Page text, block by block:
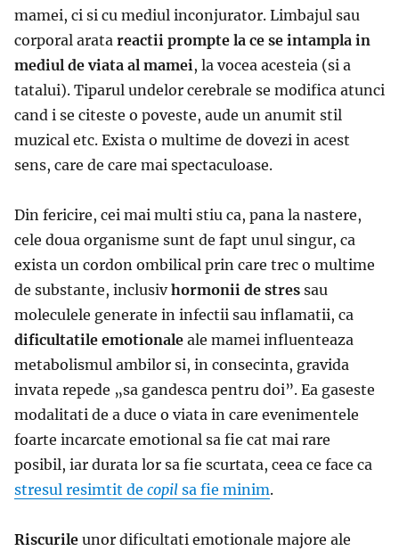
mamei, ci si cu mediul inconjurator. Limbajul sau
corporal arata reactii prompte la ce se intampla in
mediul de viata al mamei , la vocea acesteia (si a
tatalui). Tiparul undelor cerebrale se modifica atunci
cand i se citeste o poveste, aude un anumit stil
muzical etc. Exista o multime de dovezi in acest
sens, care de care mai spectaculoase.
Din fericire, cei mai multi stiu ca, pana la nastere,
cele doua organisme sunt de fapt unul singur, ca
exista un cordon ombilical prin care trec o multime
de substante, inclusivhormonii de stres sau
moleculele generate in infectii sau inflamatii, ca
dificultatile emotionale ale mamei influenteaza
metabolismul ambilor si, in consecinta, gravida
invata repede „sa gandesca pentru doi”. Ea gaseste
modalitati de a duce o viata in care evenimentele
foarte incarcate emotional sa fie cat mai rare
posibil, iar durata lor sa fie scurtata, ceea ce face ca
stresul resimtit de copil sa fie minim.
Riscurile unor dificultati emotionale majore ale